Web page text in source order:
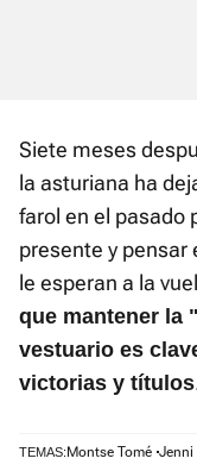
Siete meses
la asturiana ha
farol en el pasado
presente y pensar
le esperan a la
que mantener la
vestuario es
victorias y títulos
TEMAS:Montse Tomé Jenni